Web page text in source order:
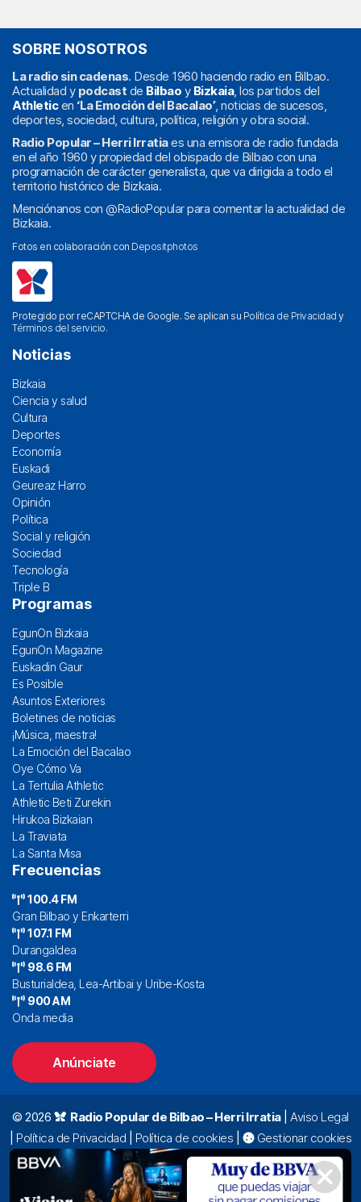
SOBRE NOSOTROS
La radio sin cadenas. Desde 1960 haciendo radio en Bilbao.
Actualidad y podcast de Bilbao y Bizkaia, los partidos del
Athleticen ‘La Emoción del Bacalao’, noticias de sucesos,
deportes, sociedad, cultura, política, religión y obra social.
Radio Popular – Herri Irratiaes una emisora de radio fundada
en el año 1960 y propiedad del obispado de Bilbao con una
programación de carácter generalista, que va dirigida a todo el
territorio histórico de Bizkaia.
Menciónanos con @RadioPopularpara comentar la actualidad de
Bizkaia.
Fotos en colaboración con Depositphotos
Protegido por reCAPTCHA de Google. Se aplican su Política de Privacidad y
Términos del servicio.
Noticias
Bizkaia
Ciencia y salud
Cultura
Deportes
Economía
Euskadi
Geureaz Harro
Opinión
Política
Social y religión
Sociedad
Tecnología
Triple B
Programas
EgunOn Bizkaia
EgunOn Magazine
Euskadin Gaur
Es Posible
Asuntos Exteriores
Boletines de noticias
¡Música, maestra!
La Emoción del Bacalao
Oye Cómo Va
La Tertulia Athletic
Athletic Beti Zurekin
Hirukoa Bizkaian
La Traviata
La Santa Misa
Frecuencias
100.4 FM
Gran Bilbao y Enkarterri
107.1 FM
Durangaldea
98.6 FM
Busturialdea, Lea-Artibai y Uribe-Kosta
900 AM
Onda media
Anúnciate
© 2026 Radio Popular de Bilbao – Herri Irratia|Aviso Legal
Política de Privacidad Política de cookies
Gestionar cookies
Alda. Mazarredo, 47 – 7º 48009 Bilbao |
94 423 92 00|
oyentes@radiopopular.com